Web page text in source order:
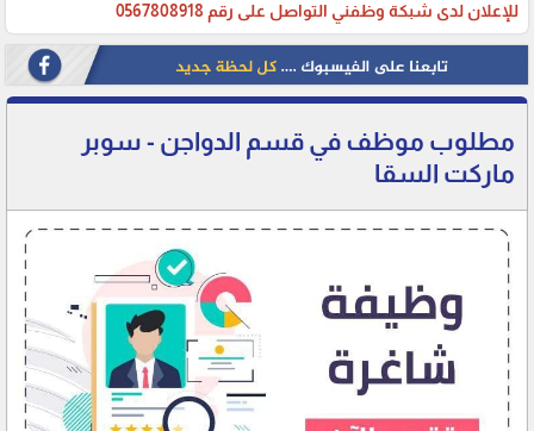
للإعلان لدى شبكة وظفني التواصل على رقم 0567808918
مطلوب موظف في قسم الدواجن - سوبر
ماركت السقا